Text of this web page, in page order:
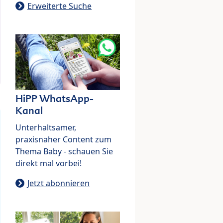
Erweiterte Suche
HiPP WhatsApp-
Kanal
Unterhaltsamer,
praxisnaher Content zum
Thema Baby - schauen Sie
direkt mal vorbei!
Jetzt abonnieren